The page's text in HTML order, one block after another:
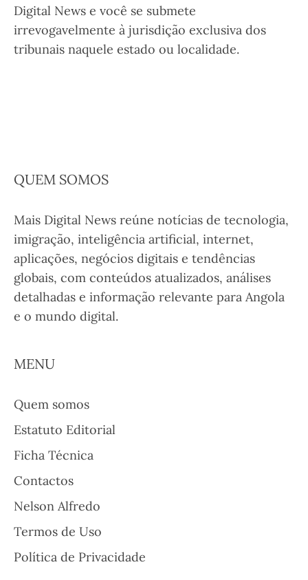
Digital News e você se submete
irrevogavelmente à jurisdição exclusiva dos
tribunais naquele estado ou localidade.
QUEM SOMOS
Mais Digital News reúne notícias de tecnologia,
imigração, inteligência artificial, internet,
aplicações, negócios digitais e tendências
globais, com conteúdos atualizados, análises
detalhadas e informação relevante para Angola
e o mundo digital.
MENU
Quem somos
Estatuto Editorial
Ficha Técnica
Contactos
Nelson Alfredo
Termos de Uso
Política de Privacidade